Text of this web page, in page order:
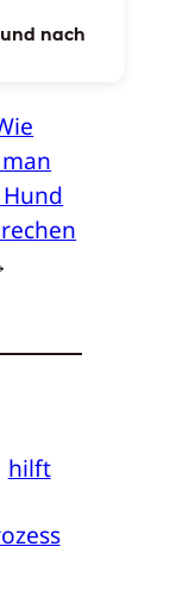
nach
hilft